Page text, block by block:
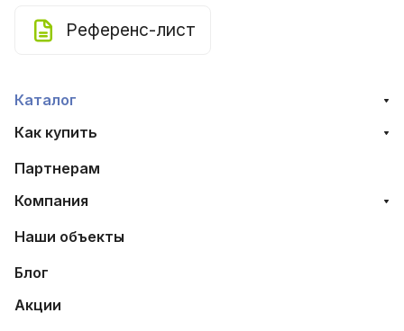
Референс-лист
Каталог
Как купить
Партнерам
Компания
Наши объекты
Блог
Акции